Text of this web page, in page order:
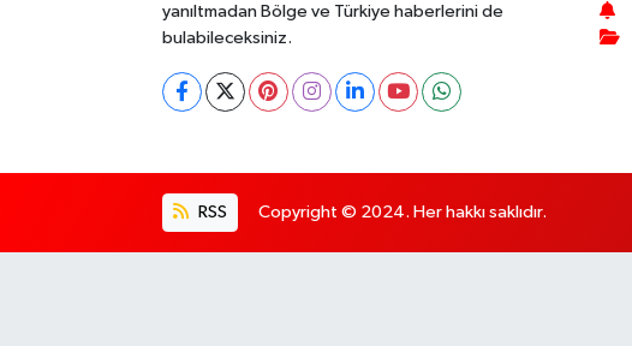
yanıltmadan Bölge ve Türkiye haberlerini de
bulabileceksiniz.
RSS Copyright © 2024. Her hakkı saklıdır.